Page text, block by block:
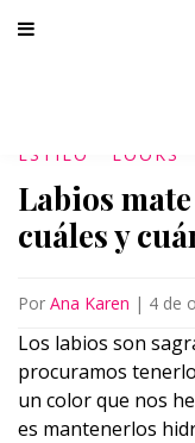
ESTILO LOOKS
Labios
cuáles y
Por Ana Karen | 4 de
Los labios son
procuramos
un color que nos
es mantenerlos